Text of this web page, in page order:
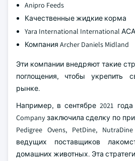
Anipro Feeds
Качественные жидкие корма
Yara International International АСА
Компания Archer Daniels Midland
Эти компании внедряют такие
поглощения, чтобы укрепить
рынке.
Например, в сентябре 2021 года
Company заключила сделку по
Pedigree Ovens, PetDine,
ведущих поставщиков
домашних животных. Эта